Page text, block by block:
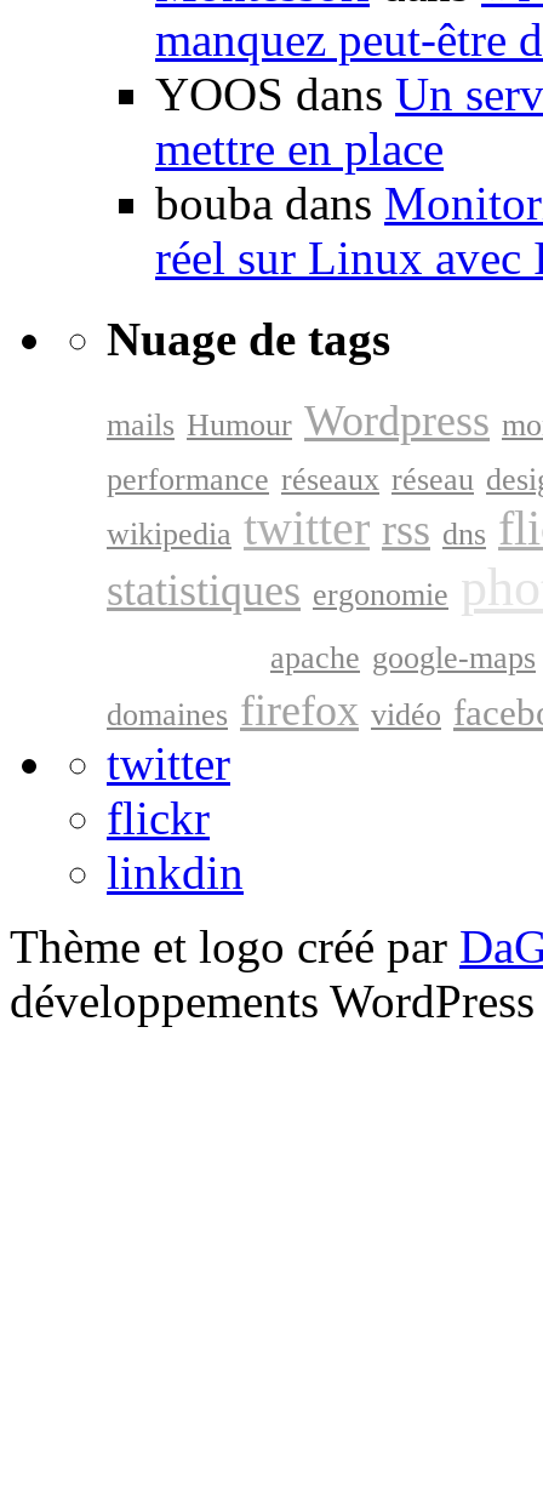
manquez peut-être
YOOS dans Un
mettre en place
bouba dans
réel sur Linux avec
Nuage de tags
mails Humour Wordpress
performance réseaux réseau
wikipedia twitter rss dns
statistiques ergonomie
apache google-maps
domaines firefox vidéo
twitter
flickr
linkdin
Thème et logo créé par
développements